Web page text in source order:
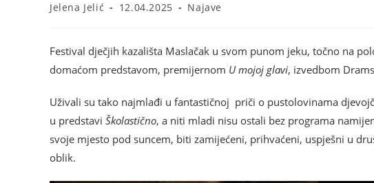
Jelena Jelić 12.04.2025 Najave
Festival dječjih kazališta Maslačak u svom punom jeku, točno na
domaćom predstavom, premijernom U mojoj glavi, izvedbom
Uživali su tako najmlađi u fantastičnoj priči o pustolovinama
u predstavi Školastično, a niti mladi nisu ostali bez programa
svoje mjesto pod suncem, biti zamijećeni, prihvaćeni, uspješni u
oblik.